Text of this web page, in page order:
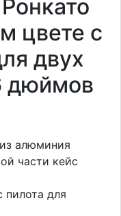
цвете с
двух
дюймов
алюминия
части кейс
пилота для